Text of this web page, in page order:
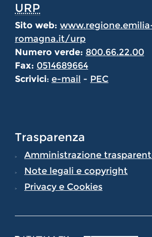
URP
Sito web:
romagna.it/urp
Numero verde: 800.66.22.00
Fax: 0514689664
Scrivici: e-mail - PEC
Trasparenza
Amministrazione
Note legali e copyright
Privacy e Cookies